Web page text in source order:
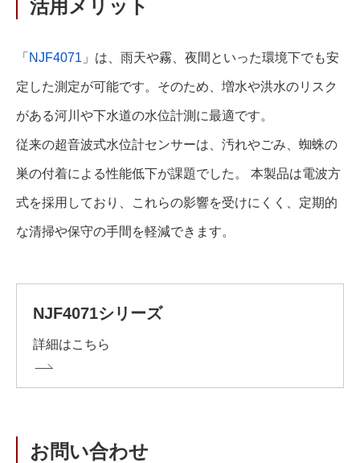
活用メリット
「 NJF4071 」は、雨天や霧、夜間といった環境下でも安
定した測定が可能です。そのため、増水や洪水のリスク
がある河川や下水道の水位計測に最適です。
従来の超音波式水位計センサーは、汚れやごみ、蜘蛛の
巣の付着による性能低下が課題でした。 本製品は電波方
式を採用しており、これらの影響を受けにくく、定期的
な清掃や保守の手間を軽減できます。
NJF4071シリーズ
詳細はこちら
お問い合わせ